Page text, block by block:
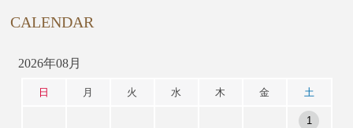
CALENDAR
2026年08月
日 月 火 水 木 金 土
1